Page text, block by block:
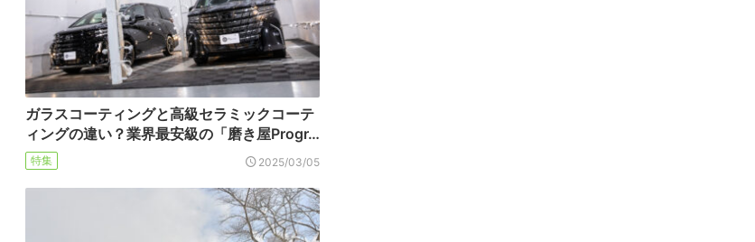
ガラスコーティングと高級セラミックコーテ
ィングの違い？業界最安級の「磨き屋Progr…
特集 2025/03/05